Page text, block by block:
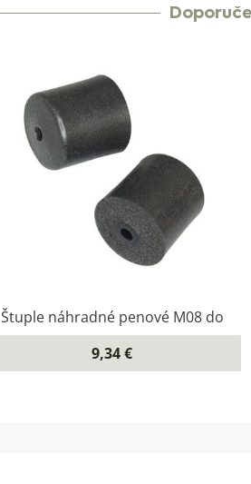
Štuple náhradné penové M08 do
9,34 €